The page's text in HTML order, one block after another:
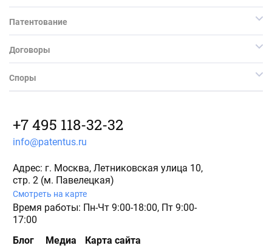
Патентование
Договоры
Споры
+7 495 118-32-32
info@patentus.ru
Адрес: г. Москва, Летниковская улица 10,
стр. 2 (м. Павелецкая)
Смотреть на карте
Время работы: Пн-Чт 9:00-18:00, Пт 9:00-
17:00
Блог
Медиа Карта сайта